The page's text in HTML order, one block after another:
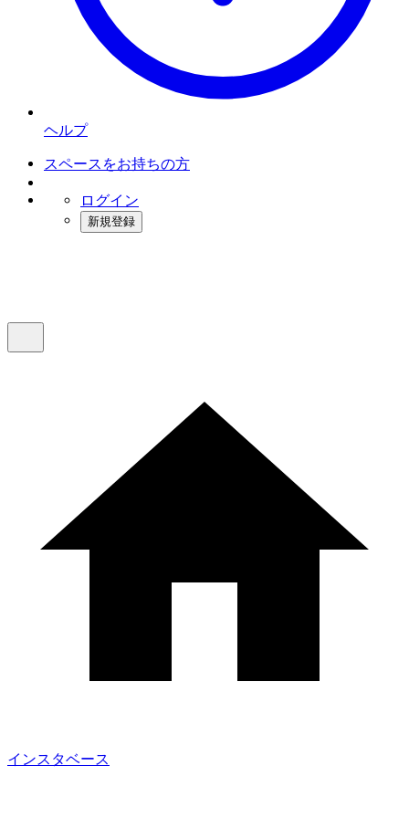
ヘルプ
スペースをお持ちの方
ログイン
新規登録
インスタベース